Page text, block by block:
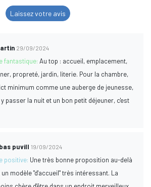
Laissez votre avis
29/09/2024
fantastique:Au top : accueil, emplacement,
propreté, jardin, literie. Pour la chambre,
minimum comme une auberge de jeunesse,
passer la nuit et un bon petit déjeuner, c'est
puvill 19/09/2024
positive: Une très bonne proposition au-delà
modèle "d'accueil" très intéressant. La